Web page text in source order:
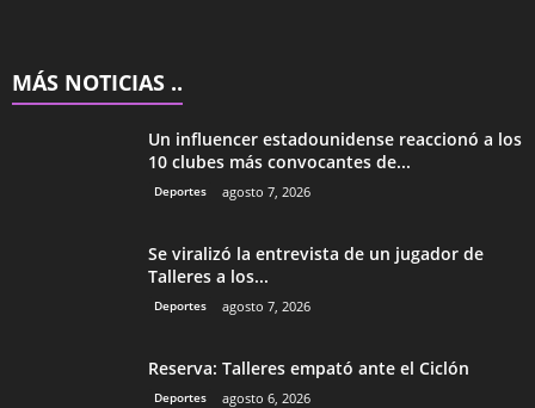
MÁS NOTICIAS ..
Un influencer estadounidense reaccionó a los
10 clubes más convocantes de...
Deportes agosto 7, 2026
Se viralizó la entrevista de un jugador de
Talleres a los...
Deportes agosto 7, 2026
Reserva: Talleres empató ante el Ciclón
Deportes agosto 6, 2026